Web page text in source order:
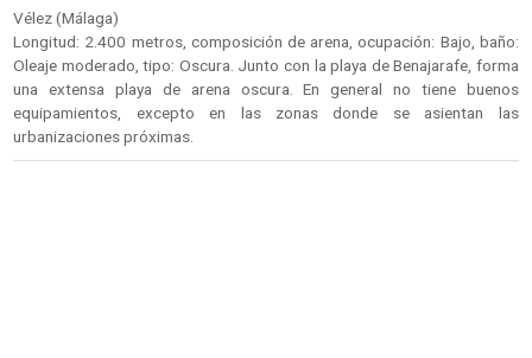
Vélez (Málaga)
Longitud: 2.400 metros, composición de arena, ocupación: Bajo, baño:
Oleaje moderado, tipo: Oscura. Junto con la playa de Benajarafe, forma
una extensa playa de arena oscura. En general no tiene buenos
equipamientos, excepto en las zonas donde se asientan las
urbanizaciones próximas.